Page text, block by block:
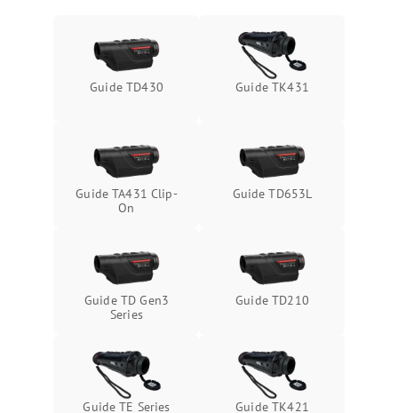
Проблемы с заземлением Подробнее →
Неисправность кнопок
Подробнее →
Guide TD430 Guide TK431
Guide TA431 Clip-
On
Guide TD653L
Guide TD Gen3
Series
Guide TD210
Guide TE Series Guide TK421